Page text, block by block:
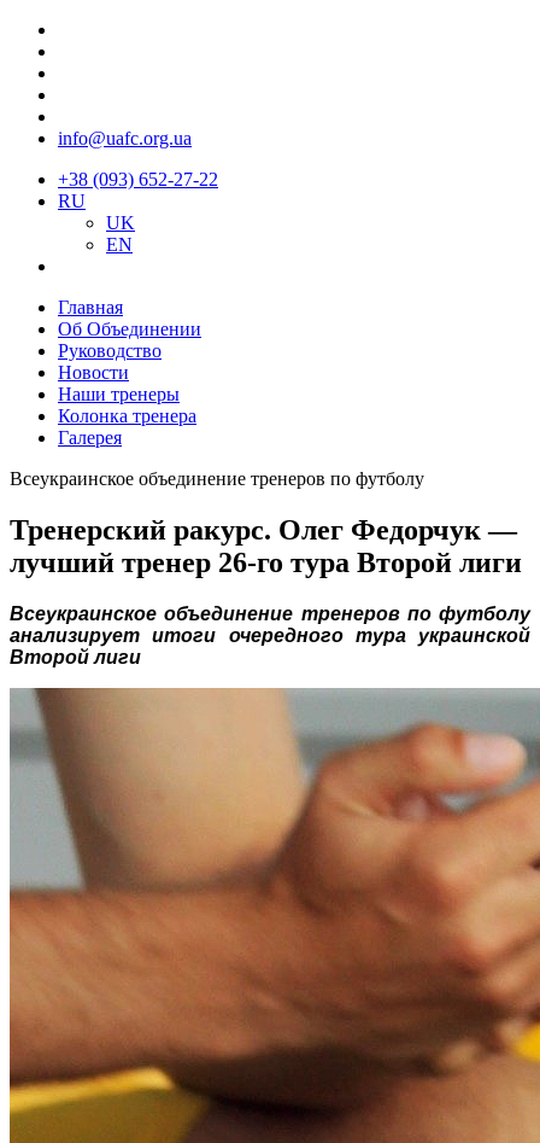
info@uafc.org.ua
+38 (093) 652-27-22
RU
UK
EN
Главная
Об Объединении
Руководство
Новости
Наши тренеры
Колонка тренера
Галерея
Всеукраинское объединение тренеров по футболу
Тренерский ракурс. Олег Федорчук —
лучший тренер 26-го тура Второй лиги
Всеукраинское объединение тренеров по футболу
анализирует итоги очередного тура украинской
Второй лиги